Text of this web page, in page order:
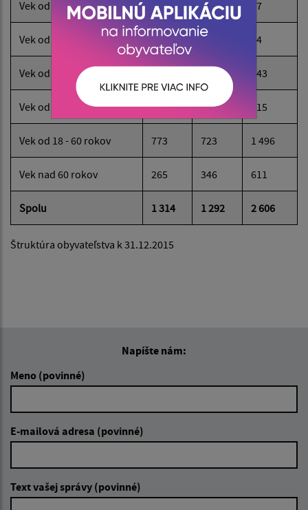
Vek od 0 - 3 rokov 39 28 67
Vek od 3 - 6 rokov 36 38 74
Vek od 6 - 15 rokov 243
Vek od 15 - 18 rokov 58 57 115
Vek od 18 - 60 rokov 773 723 1 496
Vek nad 60 rokov 265 346 611
Spolu 1 314 1 292 2 606
Štruktúra obyvateľstva k 31.12.2015
Napíšte nám:
Meno (povinné)
E-mailová adresa (povinné)
Text vašej správy (povinné)